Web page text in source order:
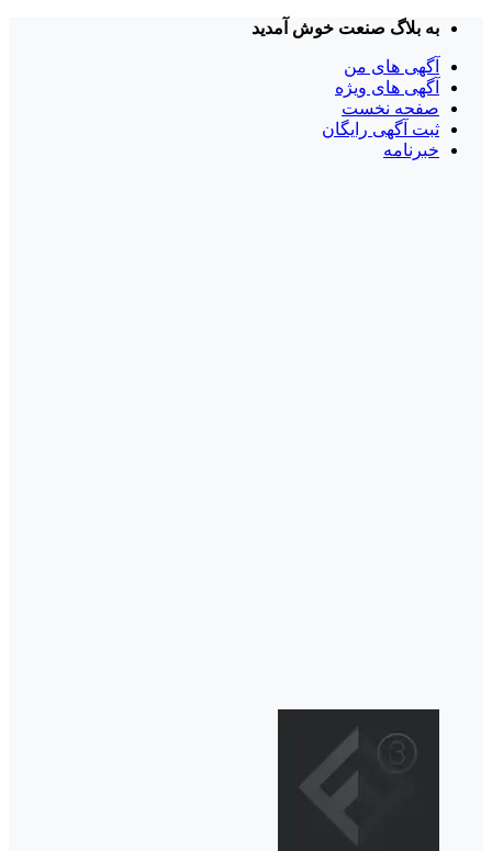
Skip
content
به بلاگ صنعت خوش آمدید
آگهی های من
آگهی های ویژه
صفحه نخست
ثبت آگهی رایگان
خبرنامه